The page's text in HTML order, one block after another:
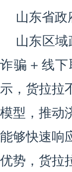
山东省
山东区
诈骗＋线
示，货拉拉
模型，推动
能够快速响
优势，货拉